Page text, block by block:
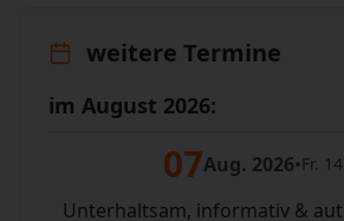
weitere Termine
im August 2026:
07Aug. 2026•Fr.
Unterhaltsam, informativ &